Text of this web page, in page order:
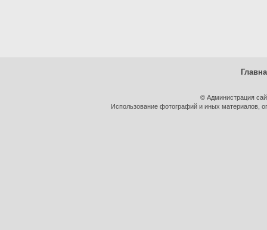
© Администрация
Использование фотографий и иных материалов,